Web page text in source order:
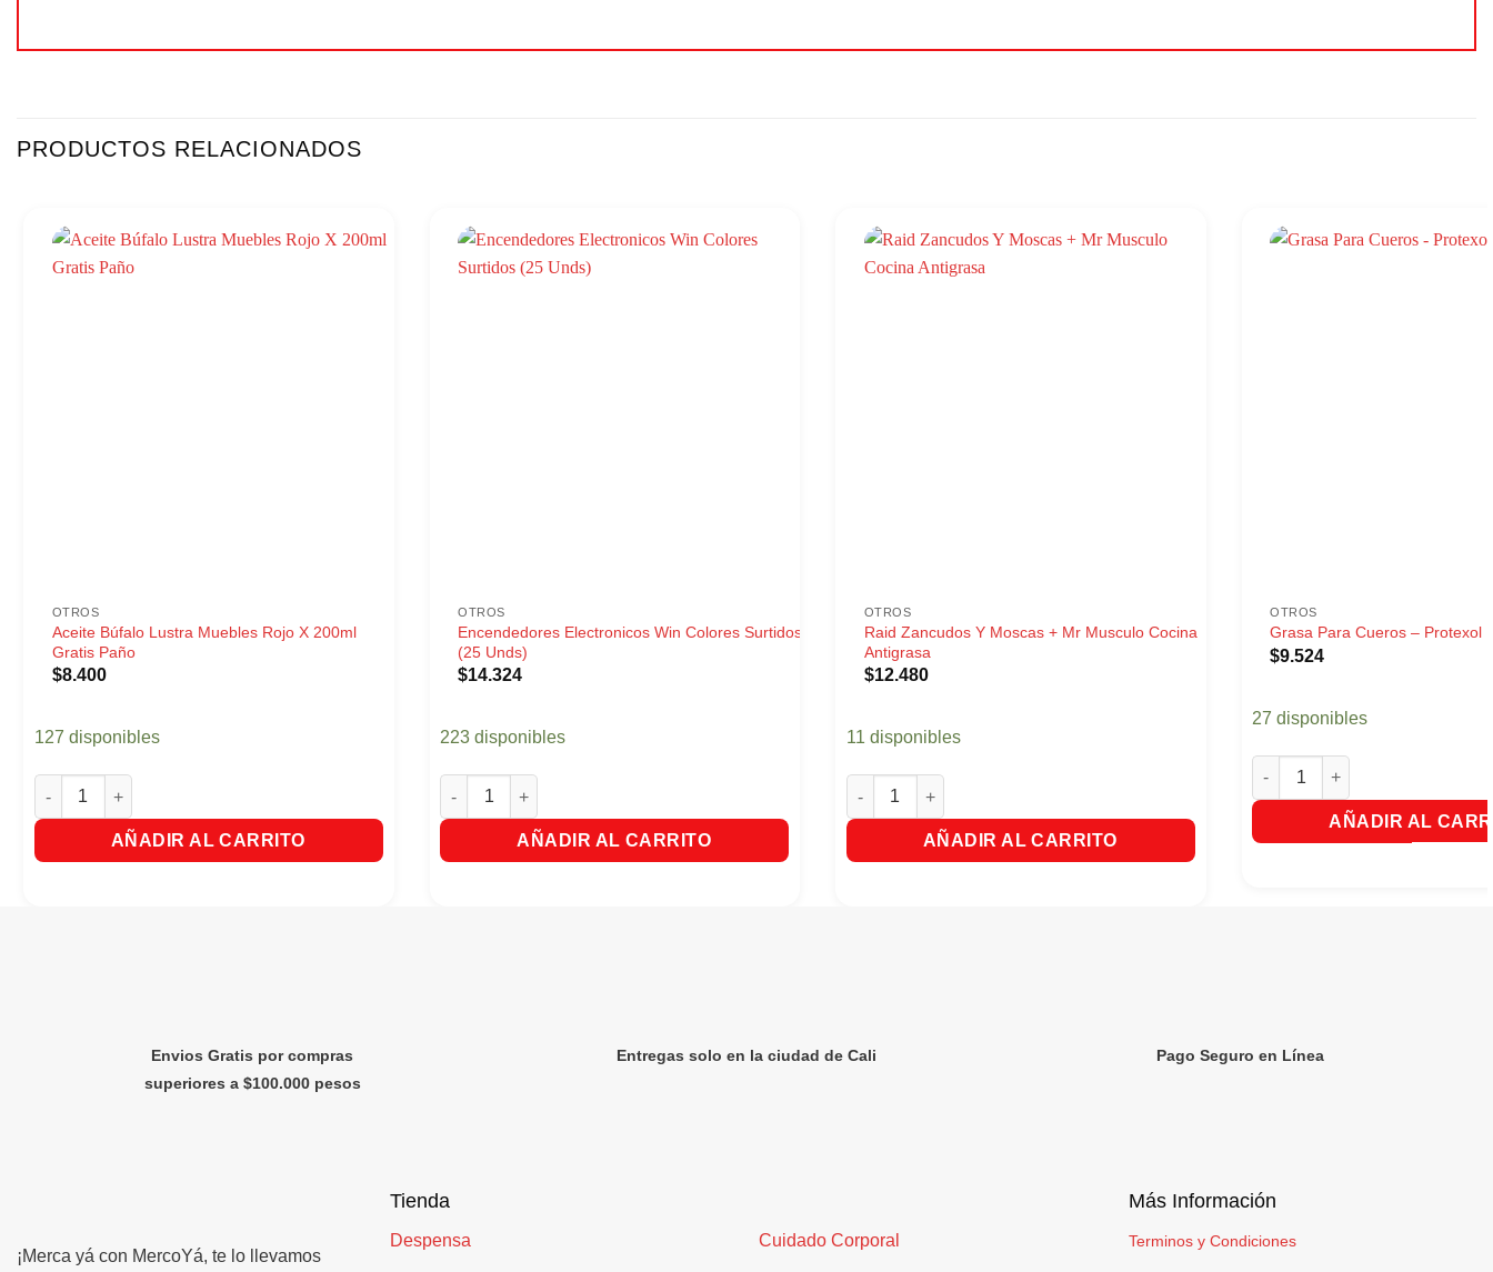
PRODUCTOS RELACIONADOS
OTROS
Aceite Búfalo Lustra Muebles Rojo X 200ml
Gratis Paño
$8.400
127 disponibles
Aceite Búfalo Lustra Muebles Rojo X 200ml Gratis Paño cantidad
AÑADIR AL CARRITO
OTROS
Encendedores Electronicos Win Colores Surtidos
(25 Unds)
$14.324
223 disponibles
Encendedores Electronicos Win Colores Surtidos (25 Unds) cantidad
AÑADIR AL CARRITO
OTROS
Raid Zancudos Y Moscas + Mr Musculo Cocina
Antigrasa
$12.480
11 disponibles
Raid Zancudos Y Moscas + Mr Musculo Cocina Antigrasa cantidad
AÑADIR AL CARRITO
OTROS
Grasa Para Cueros – Protexol
$9.524
27 disponibles
Grasa Para Cueros - Protexol
AÑADIR AL
Envios Gratis por compras
superiores a $100.000 pesos
Entregas solo en la ciudad de Cali Pago Seguro en Línea
¡Merca yá con MercoYá, te lo llevamos
Tienda
Despensa Cuidado Corporal
Más Información
Terminos y Condiciones